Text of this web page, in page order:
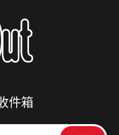
件箱